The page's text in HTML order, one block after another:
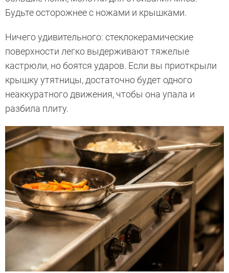
Будьте осторожнее с ножами и крышками.
Ничего удивительного: стеклокерамические
поверхности легко выдерживают тяжелые
кастрюли, но боятся ударов. Если вы приоткрыли
крышку утятницы, достаточно будет одного
неаккуратного движения, чтобы она упала и
разбила плиту.